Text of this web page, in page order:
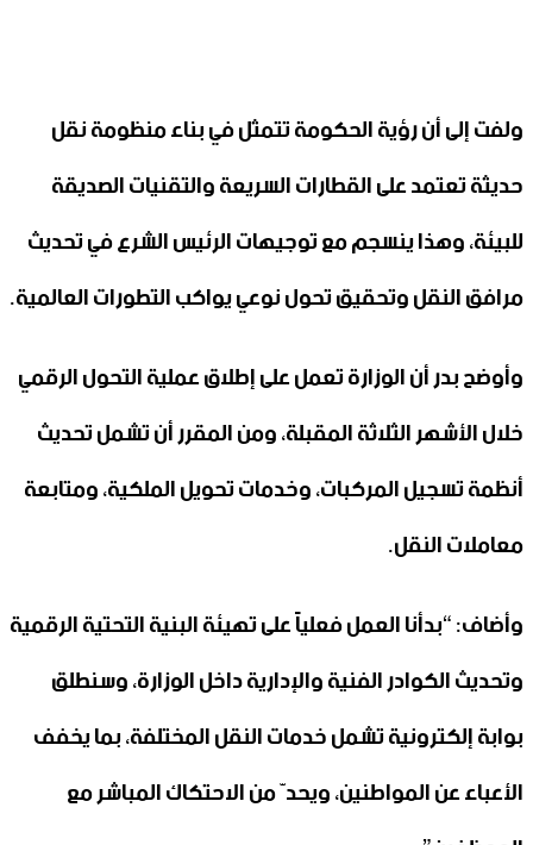
ولفت إلى أن رؤية الحكومة تتمثل في بناء منظومة نقل
حديثة تعتمد على القطارات السريعة والتقنيات الصديقة
للبيئة، وهذا ينسجم مع توجيهات الرئيس الشرع في تحديث
مرافق النقل وتحقيق تحول نوعي يواكب التطورات العالمية.
وأوضح بدر أن الوزارة تعمل على إطلاق عملية التحول الرقمي
خلال الأشهر الثلاثة المقبلة، ومن المقرر أن تشمل تحديث
أنظمة تسجيل المركبات، وخدمات تحويل الملكية، ومتابعة
معاملات النقل.
وأضاف: “بدأنا العمل فعلياً على تهيئة البنية التحتية الرقمية
وتحديث الكوادر الفنية والإدارية داخل الوزارة، وسنطلق
بوابة إلكترونية تشمل خدمات النقل المختلفة، بما يخفف
الأعباء عن المواطنين، ويحدّ من الاحتكاك المباشر مع